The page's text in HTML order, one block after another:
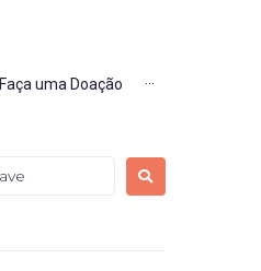
Faça uma Doação ···